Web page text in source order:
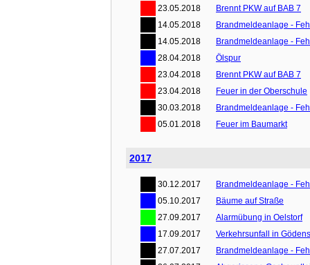
23.05.2018
Brennt PKW auf BAB 7
14.05.2018
Brandmeldeanlage -
14.05.2018
Brandmeldeanlage -
28.04.2018
Ölspur
23.04.2018
Brennt PKW auf BAB 7
23.04.2018
Feuer in der Oberschule
30.03.2018
Brandmeldeanlage -
05.01.2018
Feuer im Baumarkt
2017
30.12.2017
Brandmeldeanlage -
05.10.2017
Bäume auf Straße
27.09.2017
Alarmübung in Oelstorf
17.09.2017
Verkehrsunfall in
27.07.2017
Brandmeldeanlage -